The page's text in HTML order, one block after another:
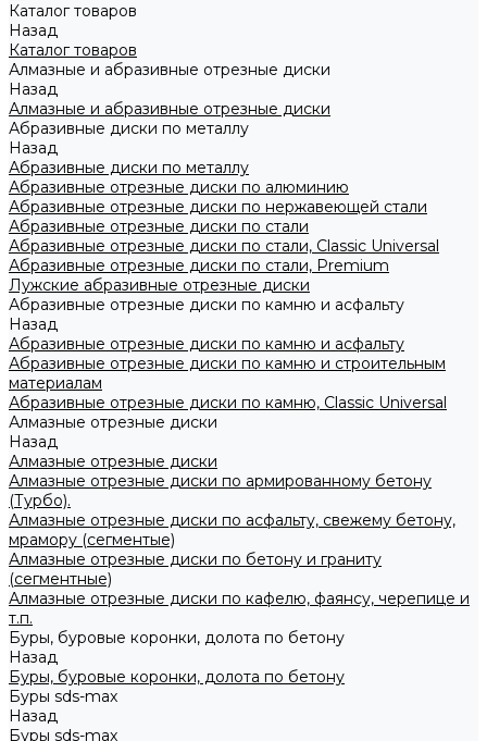
Каталог товаров
Назад
Каталог товаров
Алмазные и абразивные отрезные диски
Назад
Алмазные и абразивные отрезные диски
Абразивные диски по металлу
Назад
Абразивные диски по металлу
Абразивные отрезные диски по алюминию
Абразивные отрезные диски по нержавеющей стали
Абразивные отрезные диски по стали
Абразивные отрезные диски по стали, Classic Universal
Абразивные отрезные диски по стали, Premium
Лужские абразивные отрезные диски
Абразивные отрезные диски по камню и асфальту
Назад
Абразивные отрезные диски по камню и асфальту
Абразивные отрезные диски по камню и строительным
материалам
Абразивные отрезные диски по камню, Classic Universal
Алмазные отрезные диски
Назад
Алмазные отрезные диски
Алмазные отрезные диски по армированному бетону
(Турбо).
Алмазные отрезные диски по асфальту, свежему бетону,
мрамору (сегментые)
Алмазные отрезные диски по бетону и граниту
(сегментные)
Алмазные отрезные диски по кафелю, фаянсу, черепице и
т.п.
Буры, буровые коронки, долота по бетону
Назад
Буры, буровые коронки, долота по бетону
Буры sds-max
Назад
Буры sds-max